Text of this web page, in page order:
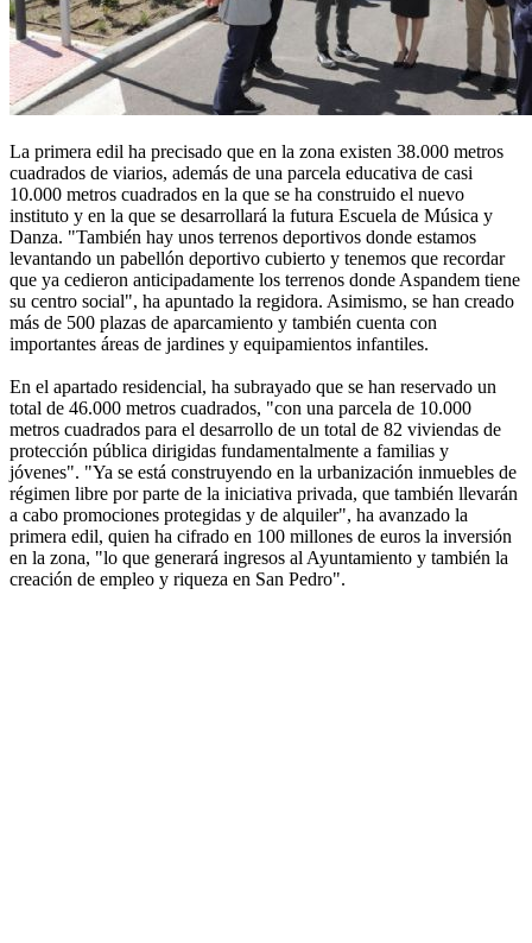
La primera edil ha precisado que en la zona existen 38.000 metros
cuadrados de viarios, además de una parcela educativa de casi
10.000 metros cuadrados en la que se ha construido el nuevo
instituto y en la que se desarrollará la futura Escuela de Música y
Danza. "También hay unos terrenos deportivos donde estamos
levantando un pabellón deportivo cubierto y tenemos que recordar
que ya cedieron anticipadamente los terrenos donde Aspandem tiene
su centro social", ha apuntado la regidora. Asimismo, se han creado
más de 500 plazas de aparcamiento y también cuenta con
importantes áreas de jardines y equipamientos infantiles.
En el apartado residencial, ha subrayado que se han reservado un
total de 46.000 metros cuadrados, "con una parcela de 10.000
metros cuadrados para el desarrollo de un total de 82 viviendas de
protección pública dirigidas fundamentalmente a familias y
jóvenes". "Ya se está construyendo en la urbanización inmuebles de
régimen libre por parte de la iniciativa privada, que también llevarán
a cabo promociones protegidas y de alquiler", ha avanzado la
primera edil, quien ha cifrado en 100 millones de euros la inversión
en la zona, "lo que generará ingresos al Ayuntamiento y también la
creación de empleo y riqueza en San Pedro".